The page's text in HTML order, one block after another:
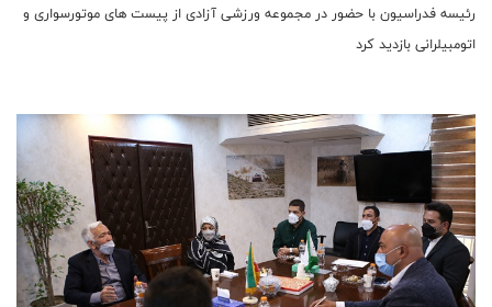
رئیسه فدراسیون با حضور در مجموعه ورزشی آزادی از پیست های موتورسواری و
اتومبیلرانی بازدید کرد